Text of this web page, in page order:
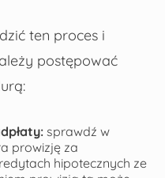
ten proces i
postępować
sprawdź w
prowizję za
hipotecznych ze